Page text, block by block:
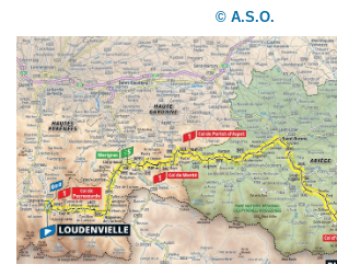
© A.S.O.